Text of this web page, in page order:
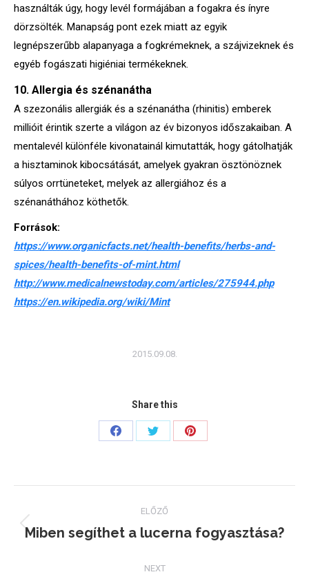
használták úgy, hogy levél formájában a fogakra és ínyre
dörzsölték. Manapság pont ezek miatt az egyik
legnépszerűbb alapanyaga a fogkrémeknek, a szájvizeknek és
egyéb fogászati higiéniai termékeknek.
10. Allergia és szénanátha
A szezonális allergiák és a szénanátha (rhinitis) emberek
millióit érintik szerte a világon az év bizonyos időszakaiban. A
mentalevél különféle kivonatainál kimutatták, hogy gátolhatják
a hisztaminok kibocsátását, amelyek gyakran ösztönöznek
súlyos orrtüneteket, melyek az allergiához és a
szénanáthához köthetők.
Források:
https://www.organicfacts.net/health-benefits/herbs-and-
spices/health-benefits-of-mint.html
http://www.medicalnewstoday.com/articles/275944.php
https://en.wikipedia.org/wiki/Mint
2015.09.08.
Share this
Share
Share
Share
navigation
ELŐZŐ
Previous
Miben segíthet a lucerna fogyasztása?
NEXT